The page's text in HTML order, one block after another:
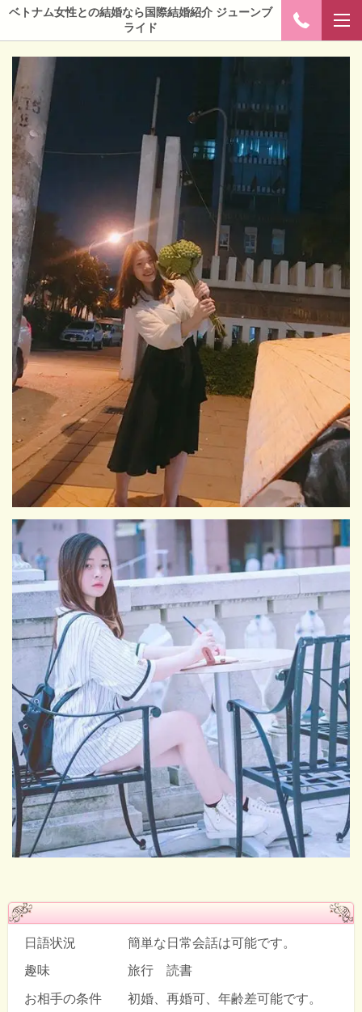
ベトナム女性との結婚なら国際結婚紹介 ジューンブ
ライド
日語状況 簡単な日常会話は可能です。
趣味 旅行 読書
お相手の条件 初婚、再婚可、年齢差可能です。